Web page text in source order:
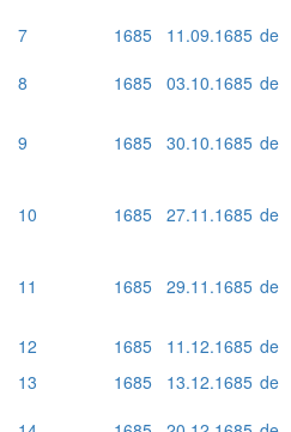
7 1685 11.09.1685 de
8
1685 03.10.1685 de
9 1685 30.10.1685 de
10 1685 27.11.1685 de
11 1685 29.11.1685 de
12 1685 11.12.1685 de
13
1685 13.12.1685 de